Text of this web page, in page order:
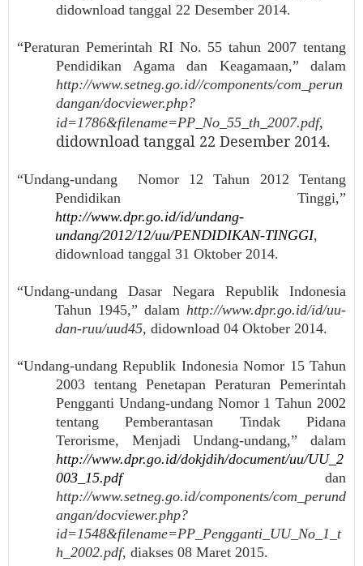
didownload tanggal 22 Desember 2014.
“Peraturan Pemerintah RI No. 55 tahun 2007 tentang
Pendidikan Agama dan Keagamaan,” dalam
http://www.setneg.go.id//components/com_perun
dangan/docviewer.php?
id=1786&filename=PP_No_55_th_2007.pdf,
didownload tanggal 22 Desember 2014.
“Undang-undang Nomor 12 Tahun 2012 Tentang
Pendidikan Tinggi,”
http://www.dpr.go.id/id/undang-
undang/2012/12/uu/PENDIDIKAN-TINGGI,
didownload tanggal 31 Oktober 2014.
“Undang-undang Dasar Negara Republik Indonesia
Tahun 1945,” dalam http://www.dpr.go.id/id/uu-
dan-ruu/uud45, didownload 04 Oktober 2014.
“Undang-undang Republik Indonesia Nomor 15 Tahun
2003 tentang Penetapan Peraturan Pemerintah
Pengganti Undang-undang Nomor 1 Tahun 2002
tentang Pemberantasan Tindak Pidana
Terorisme, Menjadi Undang-undang,” dalam
http://www.dpr.go.id/dokjdih/document/uu/UU_2
003_15.pdfdan
http://www.setneg.go.id/components/com_perund
angan/docviewer.php?
id=1548&filename=PP_Pengganti_UU_No_1_t
h_2002.pdf, diakses 08 Maret 2015.